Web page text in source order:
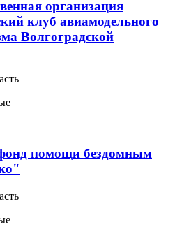
организация
клуб авиамодельного
Волгоградской
помощи бездомным